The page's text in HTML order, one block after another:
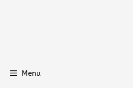
Menu